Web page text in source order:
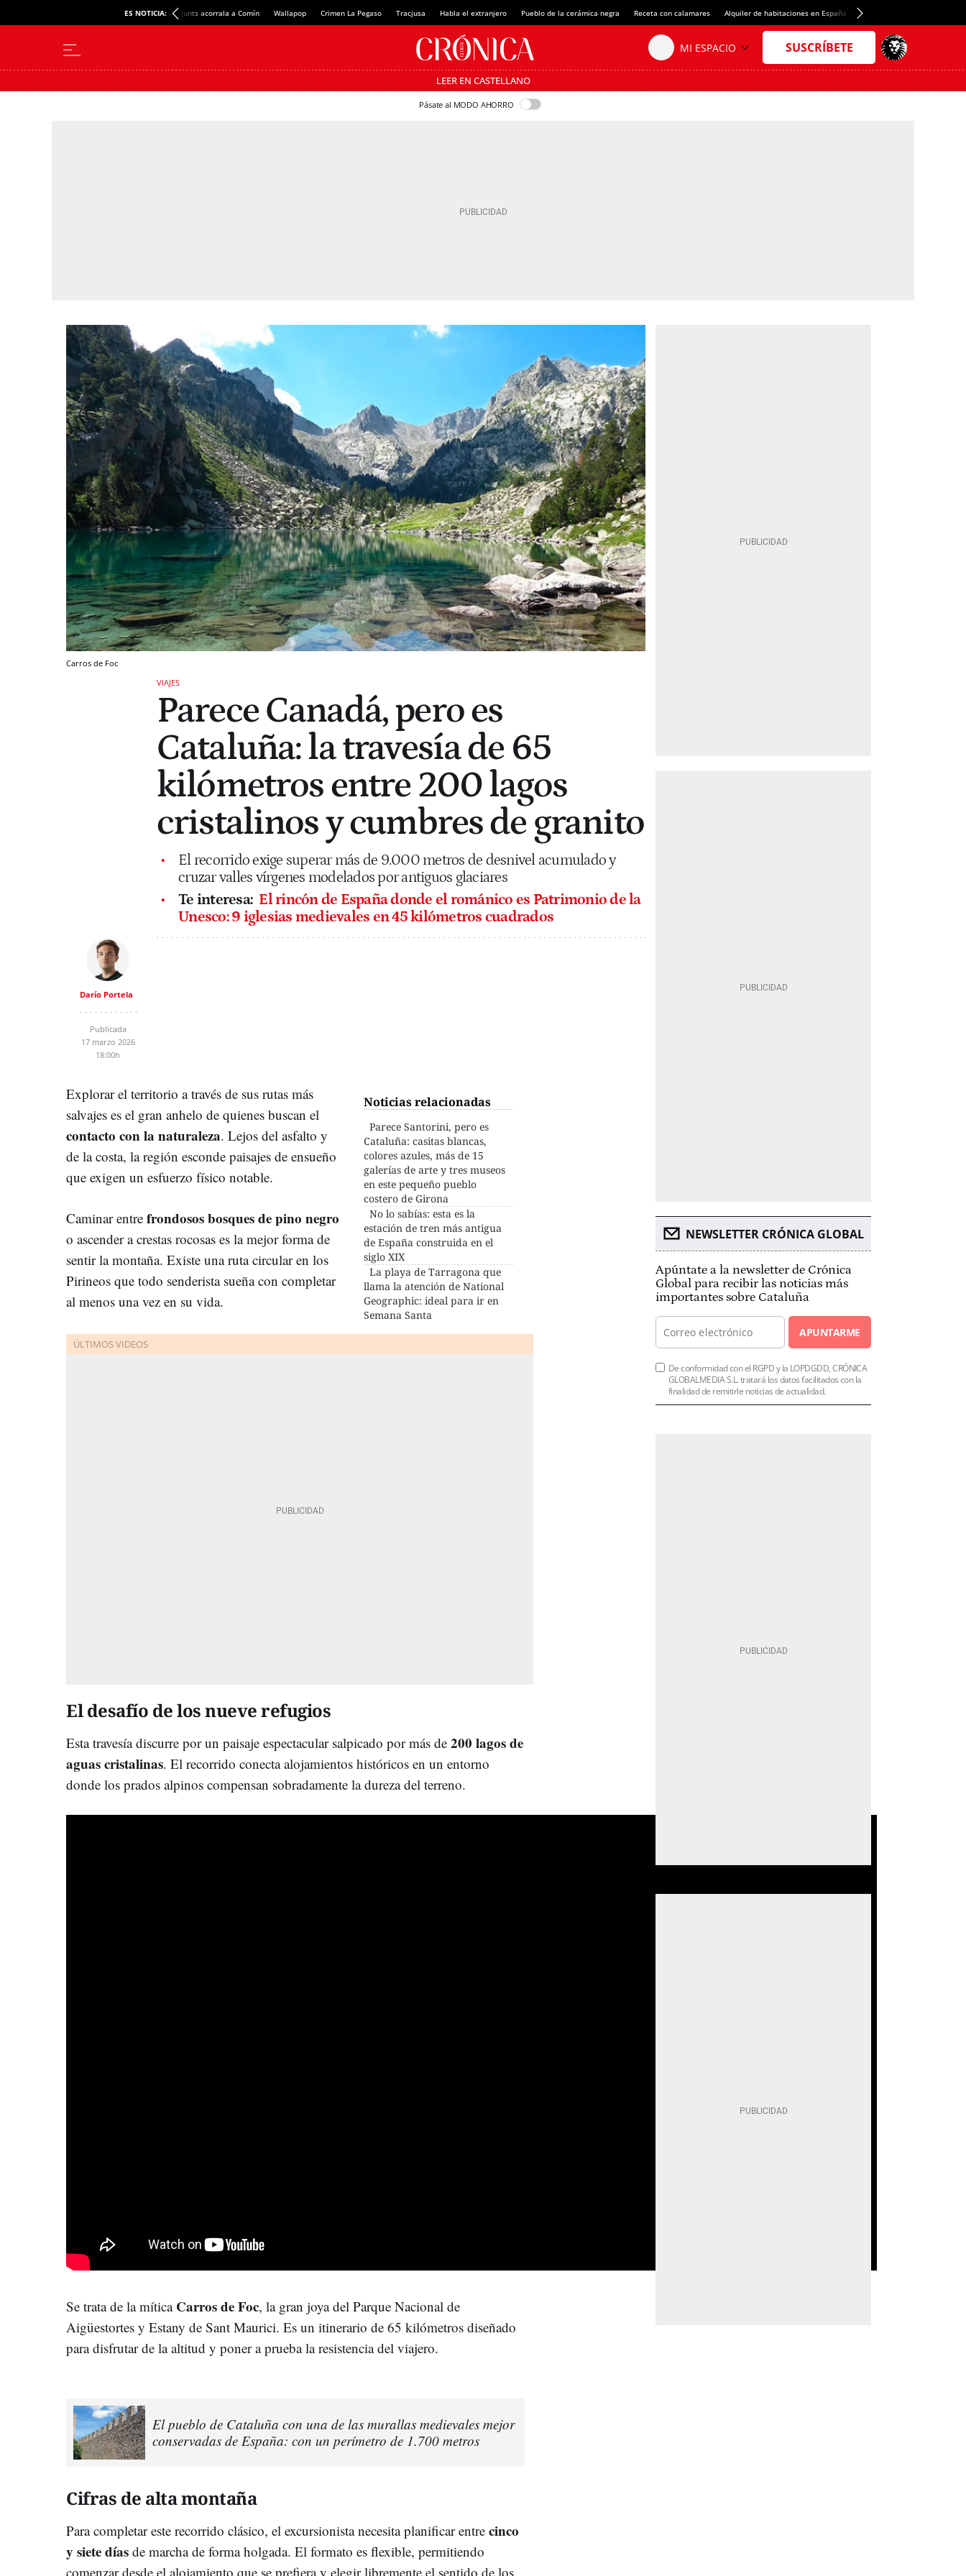
ES NOTICIA: Junts acorrala a Comín Wallapop Crimen La Pegaso Tracjusa Habla el extranjero Pueblo de la cerámica negra Receta con calamares Alquiler de habitaciones en España Crédito del Spotify Camp Nou
LEER EN CASTELLANO
Pásate al MODO AHORRO
Carros de Foc
VIAJES
Parece Canadá, pero es
Cataluña: la travesía de 65
kilómetros entre 200 lagos
cristalinos y cumbres de granito
El recorrido exige superar más de 9.000 metros de desnivel acumulado y
cruzar valles vírgenes modelados por antiguos glaciares
Te interesa: El rincón de España donde el románico es Patrimonio de la
Unesco: 9 iglesias medievales en 45 kilómetros cuadrados
Darío Portela
Publicada
17 marzo 2026
18:00h
Noticias relacionadas
Parece Santorini, pero es
Cataluña: casitas blancas,
colores azules, más de 15
galerías de arte y tres museos
en este pequeño pueblo
costero de Girona
No lo sabías: esta es la
estación de tren más antigua
de España construida en el
siglo XIX
La playa de Tarragona que
llama la atención de National
Geographic: ideal para ir en
Semana Santa
Explorar el territorio a través de sus rutas más
salvajes es el gran anhelo de quienes buscan el
contacto con la naturaleza. Lejos del asfalto y
de la costa, la región esconde paisajes de ensueño
que exigen un esfuerzo físico notable.
Caminar entre frondosos bosques de pino negro
o ascender a crestas rocosas es la mejor forma de
sentir la montaña. Existe una ruta circular en los
Pirineos que todo senderista sueña con completar
al menos una vez en su vida.
El desafío de los nueve refugios
Esta travesía discurre por un paisaje espectacular salpicado por más de 200 lagos de
aguas cristalinas. El recorrido conecta alojamientos históricos en un entorno
donde los prados alpinos compensan sobradamente la dureza del terreno.
Se trata de la mítica Carros de Foc, la gran joya del Parque Nacional de
Aigüestortes y Estany de Sant Maurici. Es un itinerario de 65 kilómetros diseñado
para disfrutar de la altitud y poner a prueba la resistencia del viajero.
El pueblo de Cataluña con una de las murallas medievales mejor
conservadas de España: con un perímetro de 1.700 metros
Cifras de alta montaña
Para completar este recorrido clásico, el excursionista necesita planificar entre cinco
y siete días de marcha de forma holgada. El formato es flexible, permitiendo
comenzar desde el alojamiento que se prefiera y elegir libremente el sentido de los
NEWSLETTER CRÓNICA GLOBAL
Apúntate a la newsletter de Crónica
Global para recibir las noticias más
importantes sobre Cataluña
APUNTARME
De conformidad con el RGPD y la LOPDGDD, CRÓNICA
GLOBALMEDIA S.L. tratará los datos facilitados con la
finalidad de remitirle noticias de actualidad.